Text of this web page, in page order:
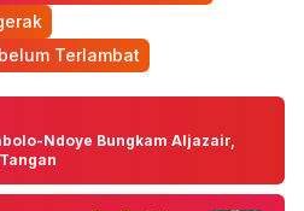
Terlambat
Ndoye Bungkam Aljazair,